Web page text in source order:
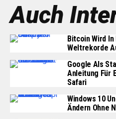
Auch
Bitcoin Wird In
Weltrekorde
Google Als
Anleitung Für
Safari
Windows 10
Ändern Ohne